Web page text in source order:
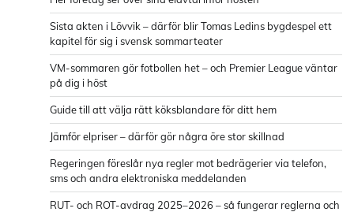
Sista akten i Lövvik – därför blir Tomas Ledins bygdespel ett
kapitel för sig i svensk sommarteater
VM-sommaren gör fotbollen het – och Premier League väntar
på dig i höst
Guide till att välja rätt köksblandare för ditt hem
Jämför elpriser – därför gör några öre stor skillnad
Regeringen föreslår nya regler mot bedrägerier via telefon,
sms och andra elektroniska meddelanden
RUT- och ROT-avdrag 2025–2026 – så fungerar reglerna och